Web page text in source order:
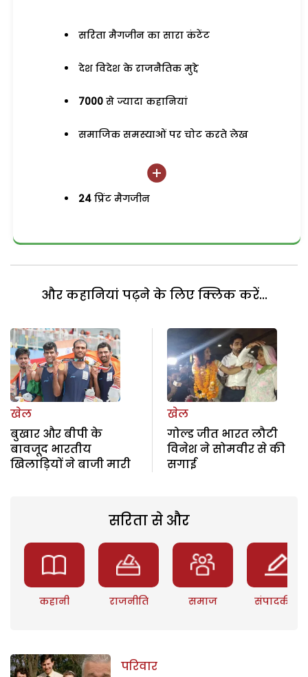
सरिता मैगजीन का सारा कंटेंट
देश विदेश के राजनैतिक मुद्दे
7000 से ज्यादा कहानियां
समाजिक समस्याओं पर चोट करते लेख
24 प्रिंट मैगजीन
और कहानियां पढ़ने के लिए क्लिक करें...
खेल
बुखार और बीपी के
बावजूद भारतीय
खिलाड़ियों ने बाजी मारी
खेल
गोल्ड जीत भारत लौटी
विनेश ने सोमवीर से की
सगाई
सरिता से और
कहानी राजनीति समाज संपादकीय
परिवार